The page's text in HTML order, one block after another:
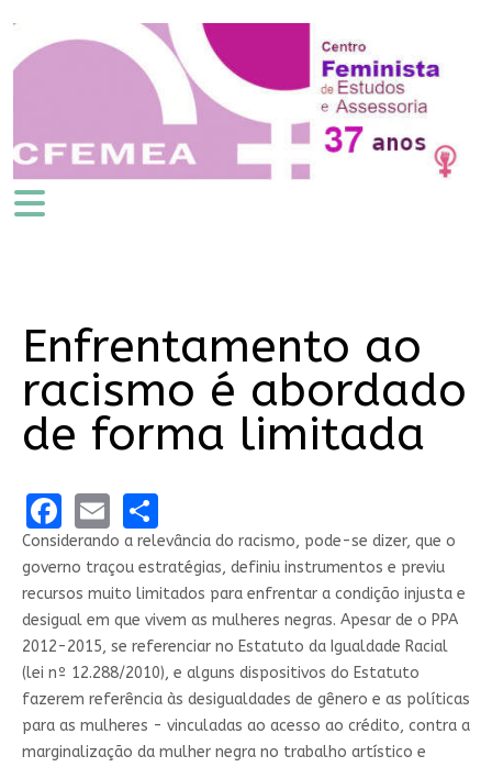
Enfrentamento ao
racismo é abordado
de forma limitada
Facebook
EmailShare
Considerando a relevância do racismo, pode-se dizer, que o
governo traçou es­tra­tégias, definiu instrumentos e previu
recursos muito limitados para enfrentar a condição injusta e
desigual em que vivem as mulheres negras. Apesar de o PPA
2012-2015, se referenciar no Estatuto da Igualdade Racial
(lei nº 12.288/2010), e alguns dispositivos do Estatuto
fazerem referência às desigualdades de gênero e as políticas
para as mulheres - vinculadas ao acesso ao crédito, contra a
marginalização da mulher negra no trabalho artístico e